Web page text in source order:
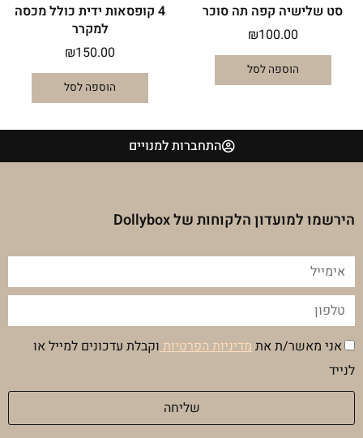
סט שלישיה קפה תה סוכר
₪100.00
הוספה לסל
4 קופסאות ידית כולל מכסה
למקרר
₪150.00
הוספה לסל
התחברות למנויים
הירשמו למועדון הלקוחות של Dollybox
אימייל
טלפון
הסכמה
פרטיות
אני מאשר/ת אתמדיניות הפרטיותוקבלת עדכונים למייל או
לנייד
שליחה